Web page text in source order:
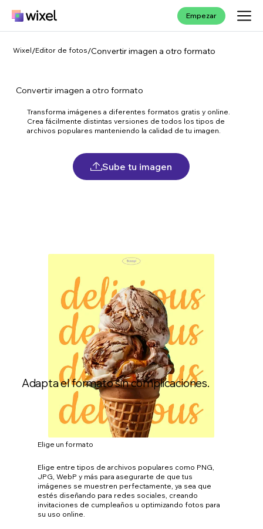
Empezar
Wixel/Editor de fotos/Convertir imagen a otro formato
Convertir imagen a otro formato
Transforma imágenes a diferentes formatos gratis y online.
Crea fácilmente distintas versiones de todos los tipos de
archivos populares manteniendo la calidad de tu imagen.
Sube tu imagen
Adapta el formato sin complicaciones.
Elige un formato
Elige entre tipos de archivos populares como PNG,
JPG, WebP y más para asegurarte de que tus
imágenes se muestren perfectamente, ya sea que
estés diseñando para redes sociales, creando
invitaciones de cumpleaños u optimizando fotos para
su uso online.